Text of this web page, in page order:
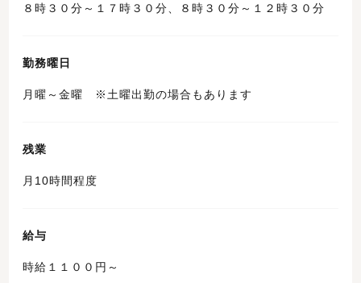
８時３０分～１７時３０分、８時３０分～１２時３０分
勤務曜日
月曜～金曜 ※土曜出勤の場合もあります
残業
月10時間程度
給与
時給１１００円～